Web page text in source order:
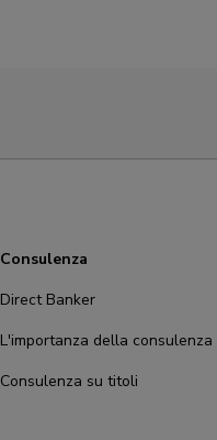
Consulenza
Direct Banker
L'importanza della consulenza
Consulenza su titoli